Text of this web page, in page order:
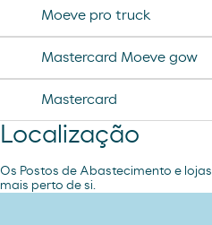
Moeve pro truck
Mastercard Moeve gow
Mastercard
Localização
Os Postos de Abastecimento e lojas
mais perto de si.